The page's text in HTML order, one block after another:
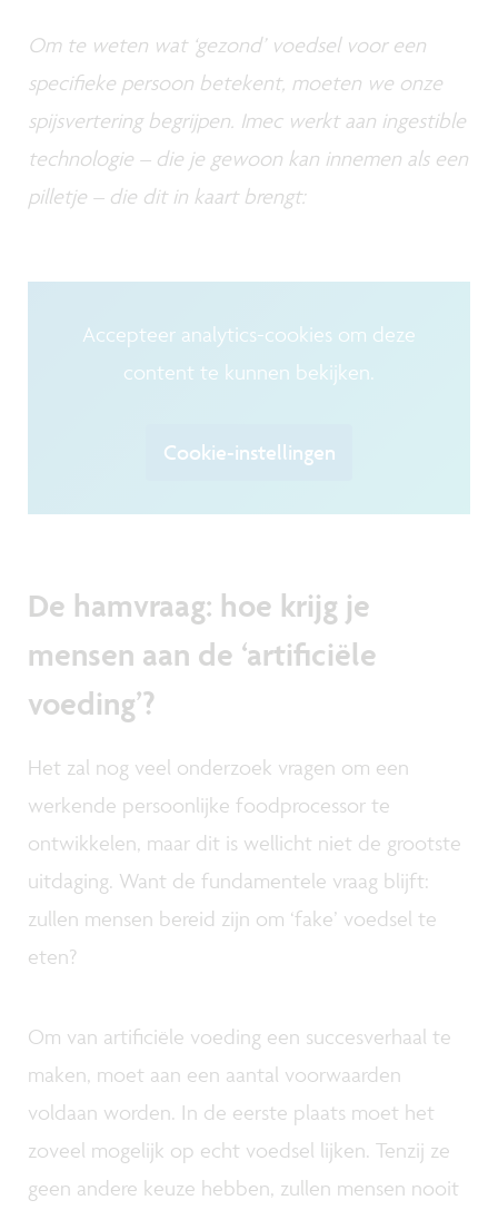
Om te weten wat ‘gezond’ voedsel voor een
specifieke persoon betekent, moeten we onze
spijsvertering begrijpen. Imec werkt aan ingestible
technologie – die je gewoon kan innemen als een
pilletje – die dit in kaart brengt:
Accepteer analytics-cookies om deze
content te kunnen bekijken.
Cookie-instellingen
De hamvraag: hoe krijg je
mensen aan de ‘artificiële
voeding’?
Het zal nog veel onderzoek vragen om een
werkende persoonlijke foodprocessor te
ontwikkelen, maar dit is wellicht niet de grootste
uitdaging. Want de fundamentele vraag blijft:
zullen mensen bereid zijn om ‘fake’ voedsel te
eten?
Om van artificiële voeding een succesverhaal te
maken, moet aan een aantal voorwaarden
voldaan worden. In de eerste plaats moet het
zoveel mogelijk op echt voedsel lijken. Tenzij ze
geen andere keuze hebben, zullen mensen nooit